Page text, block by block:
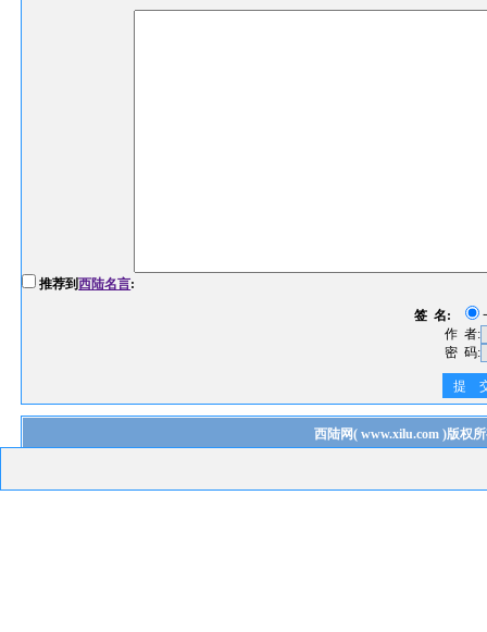
推荐到西陆名言:
签 名:
作 者:
密 码:
提
西陆网( www.xilu.com)版权